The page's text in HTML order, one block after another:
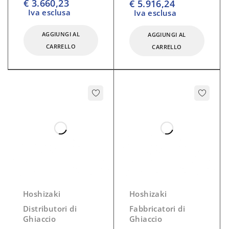
Produzione 24h: 44Kg
Ghiaccio erogato: 3 kg/min
€ 3.660,23
Iva esclusa
AGGIUNGI AL
CARRELLO
€ 5.916,24
Iva esclusa
AGGIUNGI AL
CARRELLO
Hoshizaki
Distributori di
Ghiaccio
Hoshizaki
Fabbricatori di
Ghiaccio